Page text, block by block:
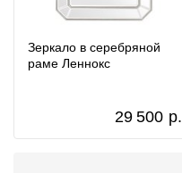
Зеркало в серебряной
раме Леннокс
29 500 р.